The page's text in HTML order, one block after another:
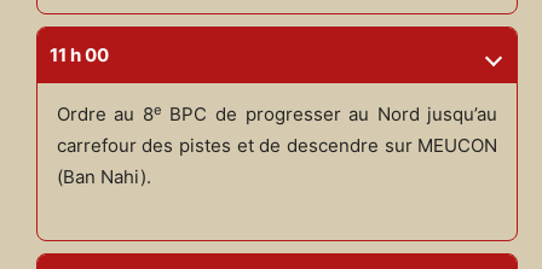
11 h 00
Ordre au 8e BPC de progresser au Nord jusqu’au
carrefour des pistes et de descendre sur MEUCON
(Ban Nahi).